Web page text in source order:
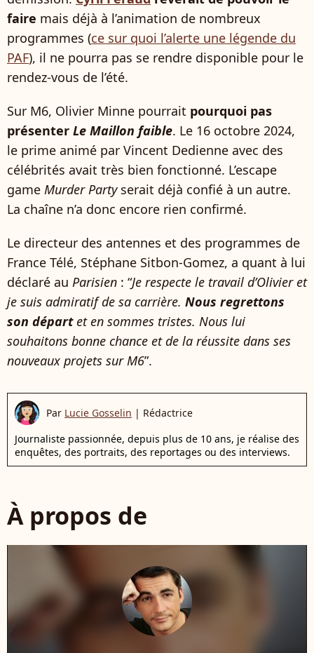
faire mais déjà à l’animation de nombreux
programmes (ce sur quoi l’alerte une légende du
PAF), il ne pourra pas se rendre disponible pour le
rendez-vous de l’été.
Sur M6, Olivier Minne pourrait pourquoi pas
présenter Le Maillon faible. Le 16 octobre 2024,
le prime animé par Vincent Dedienne avec des
célébrités avait très bien fonctionné. L’escape
game Murder Party serait déjà confié à un autre.
La chaîne n’a donc encore rien confirmé.
Le directeur des antennes et des programmes de
France Télé, Stéphane Sitbon-Gomez, a quant à lui
déclaré au Parisien : “Je respecte le travail d’Olivier et
je suis admiratif de sa carrière. Nous regrettons
son départet en sommes tristes. Nous lui
souhaitons bonne chance et de la réussite dans ses
nouveaux projets sur M6”.
Par Lucie Gosselin | Rédactrice
Journaliste passionnée, depuis plus de 10 ans, je réalise des
enquêtes, des portraits, des reportages ou des interviews.
À propos de